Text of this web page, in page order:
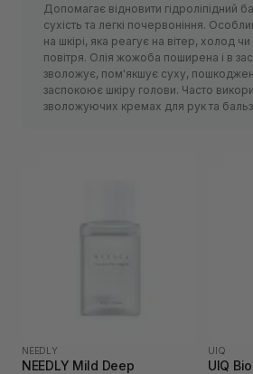
Допомагає відновити гідроліпідний
сухість та легкі почервоніння.
на шкірі, яка реагує на вітер, холод
повітря. Олія жожоба поширена і в
зволожує, пом'якшує суху,
заспокоює шкіру голови. Часто
зволожуючих кремах для рук та
NEEDLY
NEEDLY Mild Deep
UIQ
UIQ